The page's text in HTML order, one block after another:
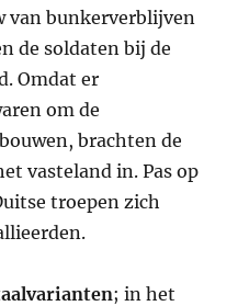
van bunkerverblijven
de soldaten bij de
Omdat er
om de
brachten de
vasteland in. Pas op
troepen zich
; in het